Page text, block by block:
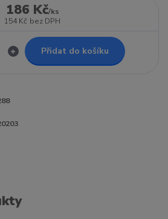
186 Kč/ks
154 Kč bez DPH
Přidat do košíku